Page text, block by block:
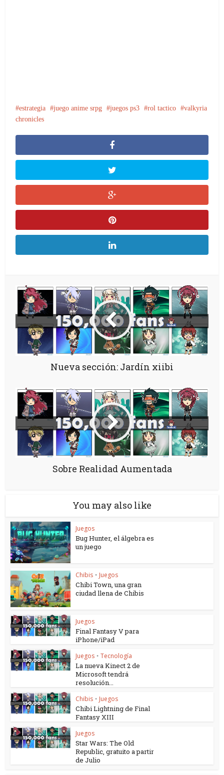
estrategia juego anime srpg juegos ps3 rol tactico
valkyria
chronicles
Nueva sección: Jardín xiibi
Sobre Realidad Aumentada
You may also like
Juegos
Bug Hunter, el álgebra es
un juego
Chibis • Juegos
Chibi Town, una gran
ciudad llena de Chibis
Juegos
Final Fantasy V para
iPhone/iPad
Juegos • Tecnología
La nueva Kinect 2 de
Microsoft tendrá
resolución...
Chibis • Juegos
Chibi Lightning de Final
Fantasy XIII
Juegos
Star Wars: The Old
Republic, gratuito a partir
de Julio